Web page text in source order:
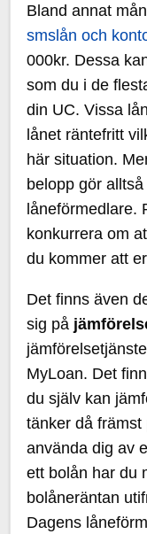
Bland annat
smslån och
000kr. Dessa
som du i de
din UC. Vissa
lånet räntefritt
här situation.
belopp gör
låneförmedlare.
konkurrera om
du kommer att
Det finns även
sig på
MyLoan. Det
du själv kan
tänker då
använda dig av
ett bolån har du
bolåneräntan
Dagens